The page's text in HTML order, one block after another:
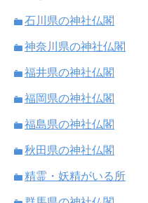
石川県の神社仏閣
神奈川県の神社仏閣
福井県の神社仏閣
福岡県の神社仏閣
福島県の神社仏閣
秋田県の神社仏閣
精霊・妖精がいる所